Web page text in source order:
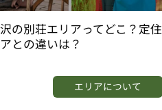
の別荘エリアってどこ？定住
との違いは？
エリアについて